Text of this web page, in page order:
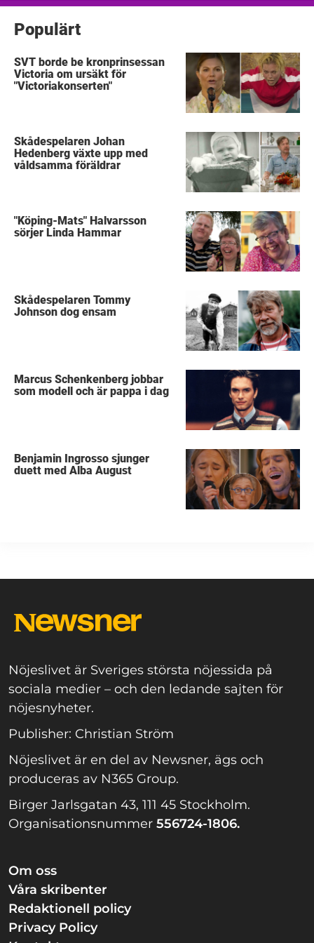
Populärt
SVT borde be kronprinsessan
Victoria om ursäkt för
"Victoriakonserten"
Skådespelaren Johan
Hedenberg växte upp med
våldsamma föräldrar
"Köping-Mats" Halvarsson
sörjer Linda Hammar
Skådespelaren Tommy
Johnson dog ensam
Marcus Schenkenberg jobbar
som modell och är pappa i dag
Benjamin Ingrosso sjunger
duett med Alba August
Nöjeslivet är Sveriges största nöjessida på
sociala medier – och den ledande sajten för
nöjesnyheter.
Publisher: Christian Ström
Nöjeslivet är en del av Newsner, ägs och
produceras av N365 Group.
Birger Jarlsgatan 43, 111 45 Stockholm.
Organisationsnummer 556724-1806.
Om oss
Våra skribenter
Redaktionell policy
Privacy Policy